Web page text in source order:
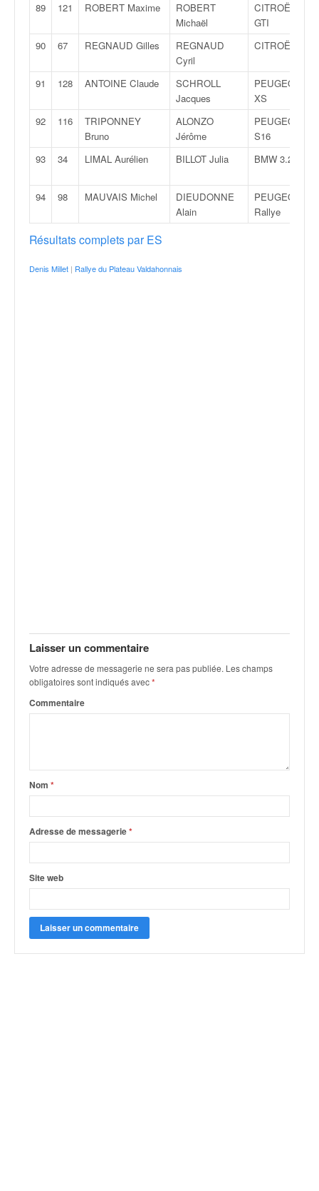
89
121 ROBERT Maxime
ROBERT
Michaël
CITROËN AX
GTI
90
67 REGNAUD Gilles
REGNAUD
Cyril
CITROËN DS3
91 128 ANTOINE Claude
SCHROLL
Jacques
PEUGEOT 206
XS
92
116
TRIPONNEY
Bruno
ALONZO
Jérôme
PEUGEOT 106
S16
93
34 LIMAL Aurélien BILLOT Julia BMW 3.25 I
94 98 MAUVAIS Michel
DIEUDONNE
Alain
PEUGEOT 205
Rallye
Résultats complets par ES
Denis Millet | Rallye du Plateau Valdahonnais
Laisser un commentaire
Votre adresse de messagerie ne sera pas publiée. Les champs
obligatoires sont indiqués avec*
Commentaire
Nom *
Adresse de messagerie*
Site web